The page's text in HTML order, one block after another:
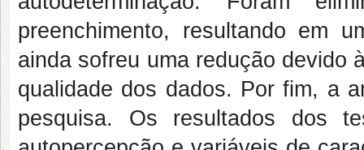
preenchimento, resultando em
ainda sofreu uma redução devido
qualidade dos dados. Por fim, a
pesquisa. Os resultados dos